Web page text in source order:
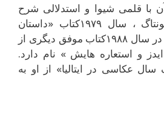
با قلمى شيوا و استدلالى شرح
داده شده است. سونتاگ ، سال ۱۹۷۹کتاب «داستان
چشم» را منتشر کرد. در سال ۱۹۸۸کتاب موفق ديگرى از
و استعاره هايش » نام دارد.
عکاسى در ايتاليا» از او به